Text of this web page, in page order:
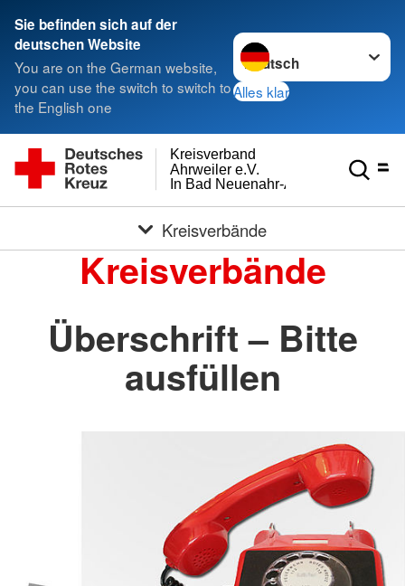
Sie befinden sich auf der
deutschen Website
You are on the German website,
you can use the switch to switch to
the English one
Sprache wechseln zu
Alles klar
In Bad Neuenahr-Ahrweiler
Ahrweiler e.V.
Kreisverband
Kreisverbände
Kreisverbände
Überschrift – Bitte
ausfüllen